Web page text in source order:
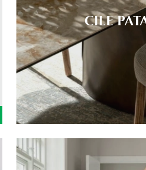
CILE